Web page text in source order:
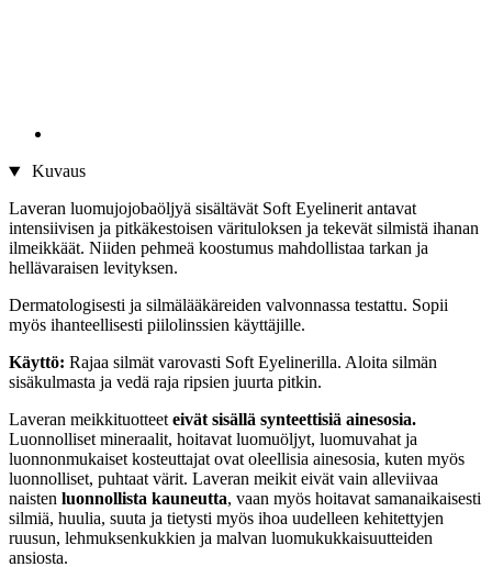
Kuvaus
Laveran luomujojobaöljyä sisältävät Soft Eyelinerit antavat
intensiivisen ja pitkäkestoisen värituloksen ja tekevät silmistä ihanan
ilmeikkäät. Niiden pehmeä koostumus mahdollistaa tarkan ja
hellävaraisen levityksen.
Dermatologisesti ja silmälääkäreiden valvonnassa testattu. Sopii
myös ihanteellisesti piilolinssien käyttäjille.
Käyttö: Rajaa silmät varovasti Soft Eyelinerilla. Aloita silmän
sisäkulmasta ja vedä raja ripsien juurta pitkin.
Laveran meikkituotteeteivät sisällä synteettisiä ainesosia.
Luonnolliset mineraalit, hoitavat luomuöljyt, luomuvahat ja
luonnonmukaiset kosteuttajat ovat oleellisia ainesosia, kuten myös
luonnolliset, puhtaat värit. Laveran meikit eivät vain alleviivaa
naisten luonnollista kauneutta, vaan myös hoitavat samanaikaisesti
silmiä, huulia, suuta ja tietysti myös ihoa uudelleen kehitettyjen
ruusun, lehmuksenkukkien ja malvan luomukukkaisuutteiden
ansiosta.